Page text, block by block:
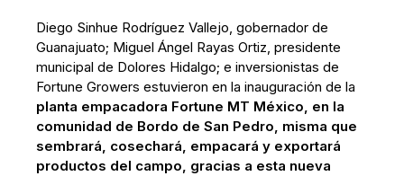
Diego Sinhue Rodríguez Vallejo, gobernador de
Guanajuato; Miguel Ángel Rayas Ortiz, presidente
municipal de Dolores Hidalgo; e inversionistas de
Fortune Growers estuvieron en la inauguración de la
planta empacadora Fortune MT México, en la
comunidad de Bordo de San Pedro, misma que
sembrará, cosechará, empacará y exportará
productos del campo, gracias a esta nueva